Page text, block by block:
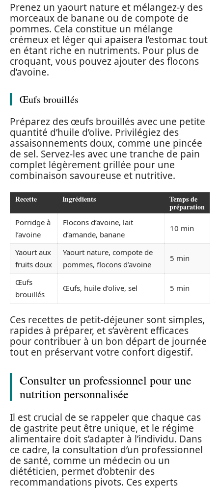
Prenez un yaourt nature et mélangez-y des
morceaux de banane ou de compote de
pommes. Cela constitue un mélange
crémeux et léger qui apaisera l’estomac tout
en étant riche en nutriments. Pour plus de
croquant, vous pouvez ajouter des flocons
d’avoine.
Œufs brouillés
Préparez des œufs brouillés avec une petite
quantité d’huile d’olive. Privilégiez des
assaisonnements doux, comme une pincée
de sel. Servez-les avec une tranche de pain
complet légèrement grillée pour une
combinaison savoureuse et nutritive.
Recette Ingrédients Temps de
préparation
Porridge à
l’avoine
Flocons d’avoine, lait
d’amande, banane
10 min
Yaourt aux
fruits doux
Yaourt nature, compote de
pommes, flocons d’avoine
5 min
Œufs
brouillés
Œufs, huile d’olive, sel 5 min
Ces recettes de petit-déjeuner sont simples,
rapides à préparer, et s’avèrent efficaces
pour contribuer à un bon départ de journée
tout en préservant votre confort digestif.
Consulter un professionnel pour une
nutrition personnalisée
Il est crucial de se rappeler que chaque cas
de gastrite peut être unique, et le régime
alimentaire doit s’adapter à l’individu. Dans
ce cadre, la consultation d’un professionnel
de santé, comme un médecin ou un
diététicien, permet d’obtenir des
recommandations pivots. Ces experts